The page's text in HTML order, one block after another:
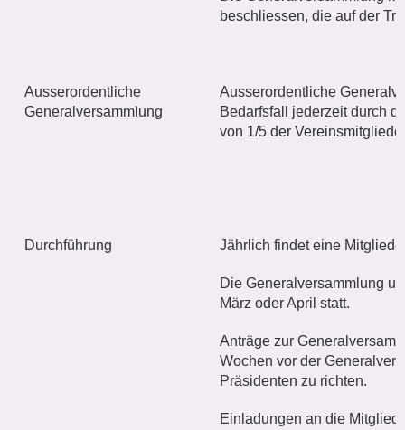
beschliessen, die auf der
Ausserordentliche
Generalversammlung
Ausserordentliche
Bedarfsfall jederzeit durch
von 1/5 der
Durchführung Jährlich findet eine
Die Generalversammlung
März oder April statt.
Anträge zur
Wochen vor der
Präsidenten zu richten.
Einladungen an die